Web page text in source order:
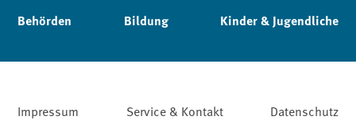
Behörden Bildung Kinder & Jugendliche
Impressum Service & Kontakt
Datenschutz